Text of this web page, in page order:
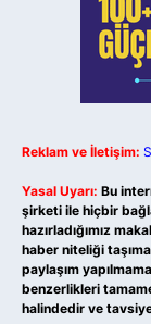
Reklam ve İletişim:
Yasal Uyarı: Bu
şirketi ile hiçbir
hazırladığımız
haber niteliği
paylaşım
benzerlikleri
halindedir ve